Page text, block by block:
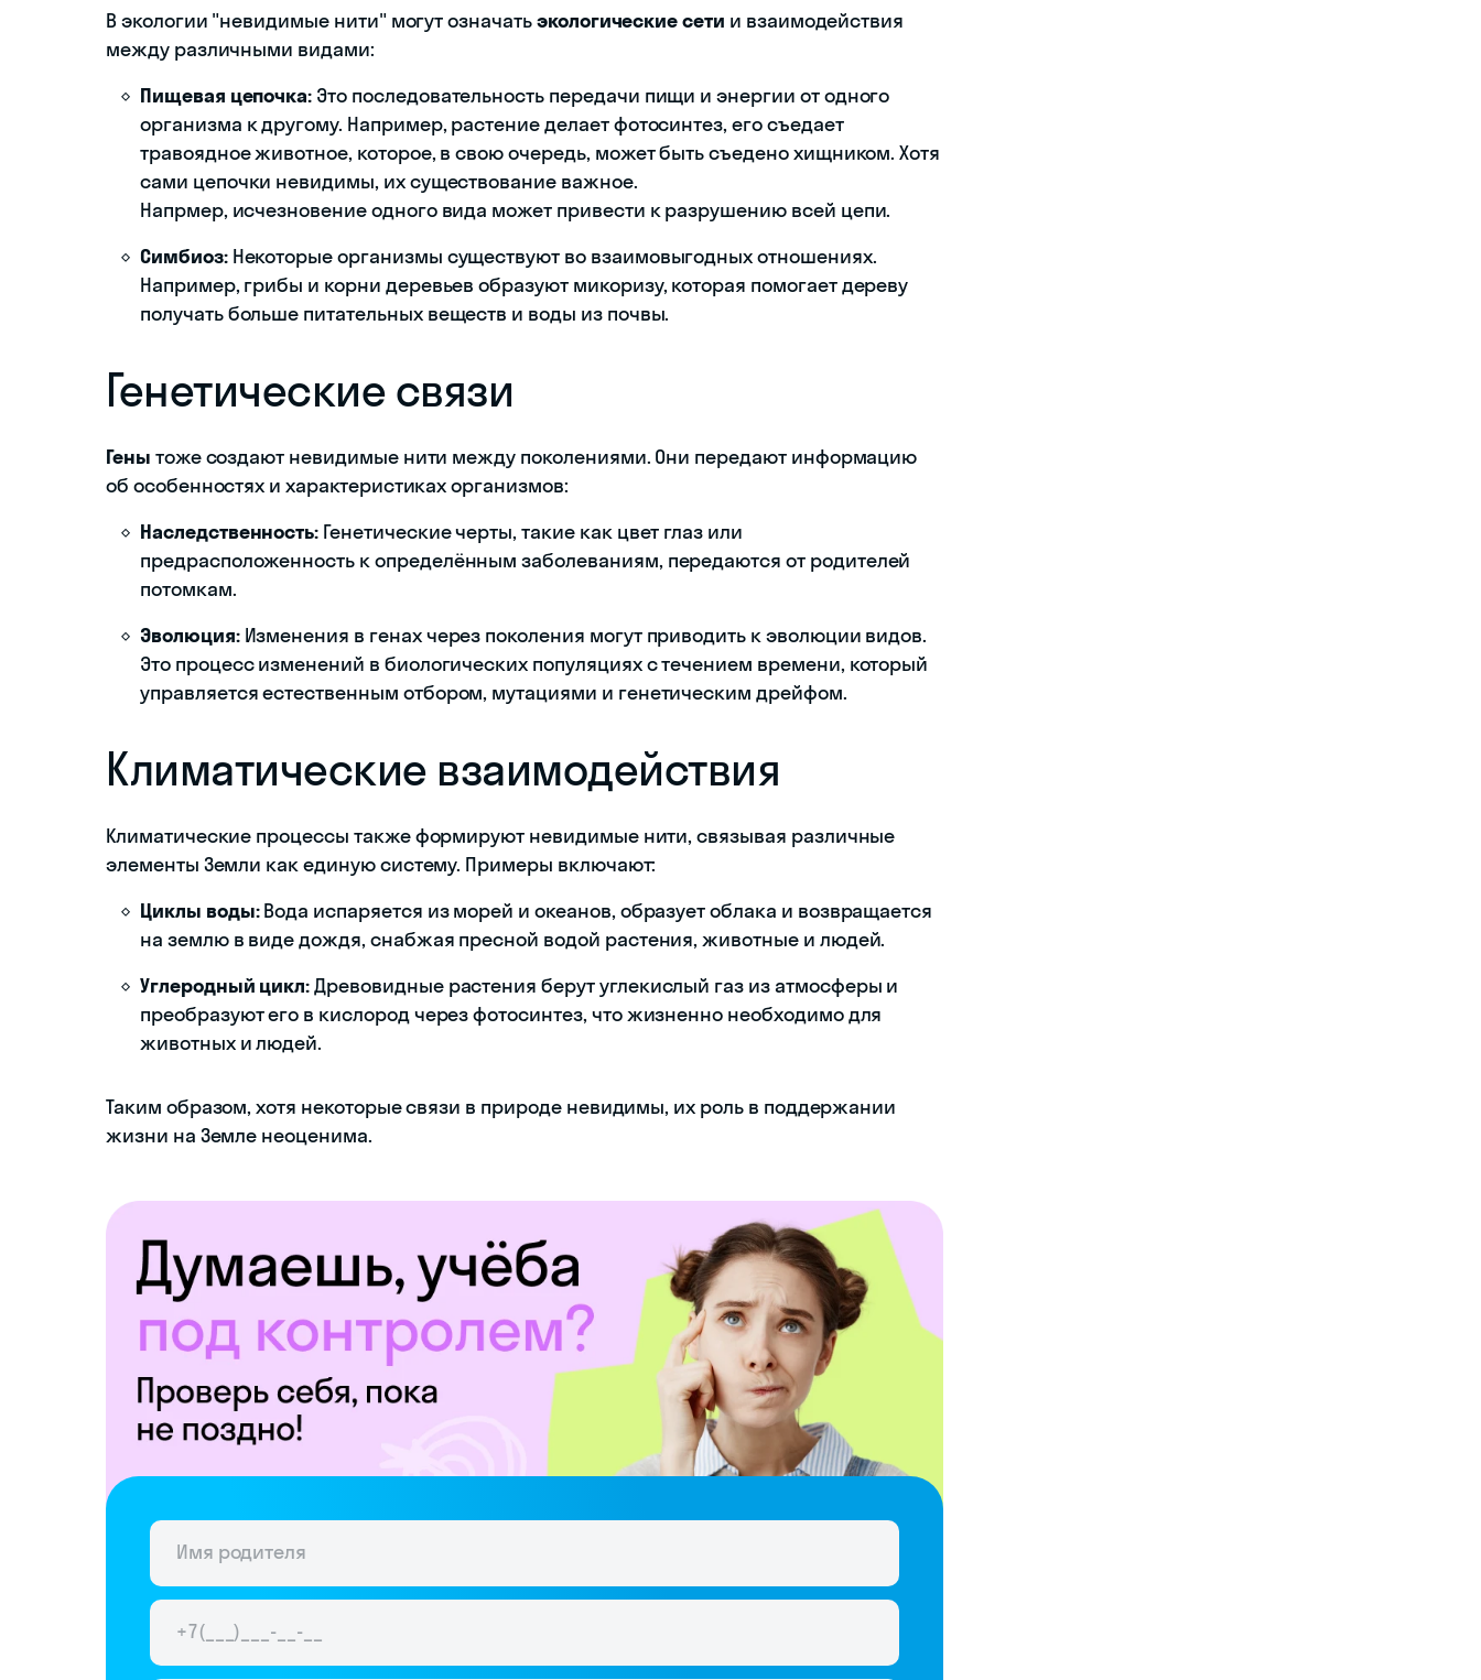
В экологии "невидимые нити" могут означатьэкологические сети и взаимодействия
между различными видами:
Пищевая цепочка: Это последовательность передачи пищи и энергии от одного
организма к другому. Например, растение делает фотосинтез, его съедает
травоядное животное, которое, в свою очередь, может быть съедено хищником. Хотя
сами цепочки невидимы, их существование важное.
Напрмер, исчезновение одного вида может привести к разрушению всей цепи.
Симбиоз:Некоторые организмы существуют во взаимовыгодных отношениях.
Например, грибы и корни деревьев образуют микоризу, которая помогает дереву
получать больше питательных веществ и воды из почвы.
Генетические связи
Гены тоже создают невидимые нити между поколениями. Они передают информацию
об особенностях и характеристиках организмов:
Наследственность: Генетические черты, такие как цвет глаз или
предрасположенность к определённым заболеваниям, передаются от родителей
потомкам.
Эволюция:Изменения в генах через поколения могут приводить к эволюции видов.
Это процесс изменений в биологических популяциях с течением времени, который
управляется естественным отбором, мутациями и генетическим дрейфом.
Климатические взаимодействия
Климатические процессы также формируют невидимые нити, связывая различные
элементы Земли как единую систему. Примеры включают:
Циклы воды:Вода испаряется из морей и океанов, образует облака и возвращается
на землю в виде дождя, снабжая пресной водой растения, животные и людей.
Углеродный цикл:Древовидные растения берут углекислый газ из атмосферы и
преобразуют его в кислород через фотосинтез, что жизненно необходимо для
животных и людей.
Таким образом, хотя некоторые связи в природе невидимы, их роль в поддержании
жизни на Земле неоценима.